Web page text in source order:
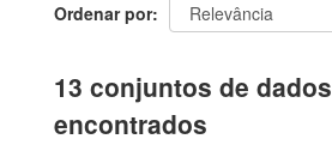
Ordenar por
13 conjuntos de dados
encontrados